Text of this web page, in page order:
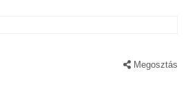
Megosztás